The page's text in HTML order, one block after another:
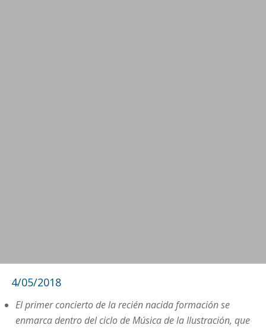
4/05/2018
El primer concierto de la recién nacida formación se
enmarca dentro del ciclo de Música de la Ilustración, que